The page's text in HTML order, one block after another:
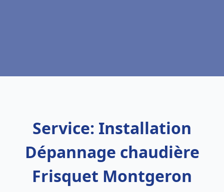
Service: Installation
Dépannage chaudière
Frisquet Montgeron